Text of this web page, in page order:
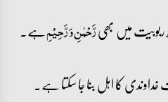
رَّحۡمٰنِ وَ رَّحِیۡمِہے۔